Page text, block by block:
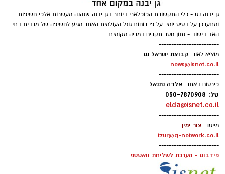
גן יבנה נט - כלי התקשורת הפופלארי ביותר בגן יבנה שנהנה מעשרות אלפי חשיפות
ומתעדכן על בסיס יומי. על פי דוחות גוגל העולמית האתר מגיע לחשיפה של מרבית בתי
האב בישוב - נתון חסר תקדים במדיה מקומית.
------------------------
מוציא לאור: קבוצת ישראל נט
news@isnet.co.il
------------------------
פירסום באתר: אלדה נתנאל
טל: 050-7870908
elda@isnet.co.il
------------------------
מייסד: צור ימין
tzur@g-network.co.il
------------------------
פידבוט - מערכת לשליחת וואטספ